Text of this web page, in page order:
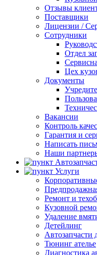
Отзывы
Поставщики
Лицензии /
Сотрудники
Отдел
Цех
Документы
Вакансии
Контроль
Гарантия и
Написать
Наши
Услуги
Ремонт и
Кузовной
Удаление
Детейлинг
Автозапчасти
Тюнинг ателье
Диагностика